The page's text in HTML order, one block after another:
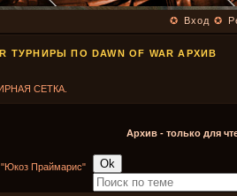
✪ Вход ✪
ПО DAWN OF WAR АРХИВ
СЕТКА.
Архив - только для
"Юкоз Праймарис"